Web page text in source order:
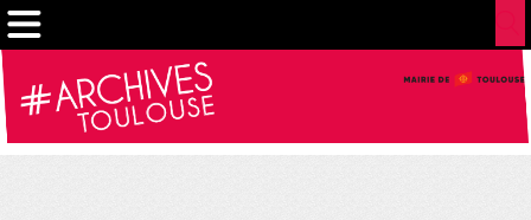
Gestion de vos préférences sur les cookies